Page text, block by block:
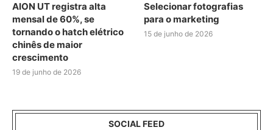
AION UT registra alta
mensal de 60%, se
tornando o hatch elétrico
chinês de maior
crescimento
19 de junho de 2026
Selecionar fotografias
para o marketing
15 de junho de 2026
SOCIAL FEED